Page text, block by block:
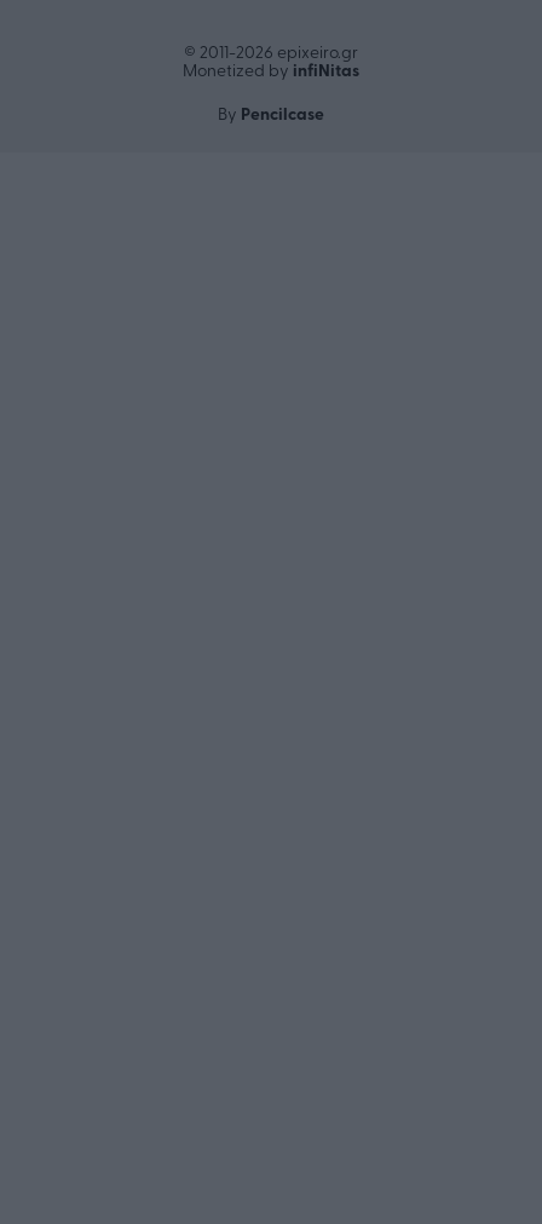
© 2011-2026 epixeiro.gr
Monetized by infiΝitas
By Pencilcase